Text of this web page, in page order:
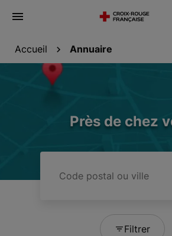
Ouvrir
Accueil Annuaire
Près de chez
postal
Filtrer